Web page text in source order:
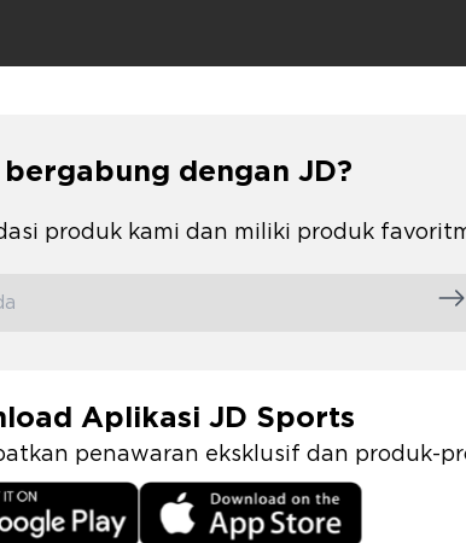
bergabung dengan JD?
produk kami dan miliki produk
Aplikasi JD Sports
penawaran eksklusif dan produk-